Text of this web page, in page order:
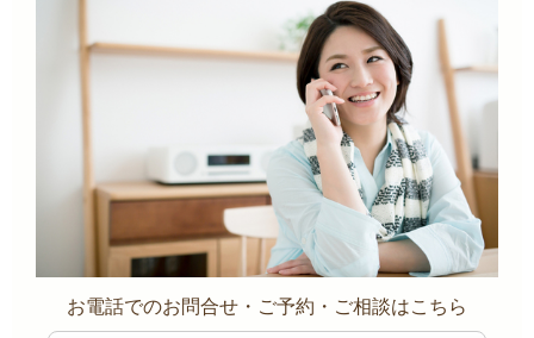
お電話でのお問合せ・ご予約・ご相談はこちら